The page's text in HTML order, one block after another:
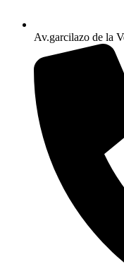
Av.garcilazo de la